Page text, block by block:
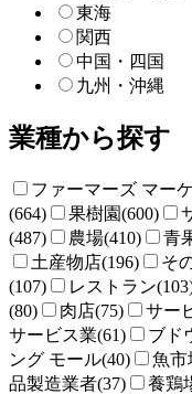
東海
関西
中国・四国
九州・沖縄
業種から探す
ファーマーズ マー
(664)
果樹園(600)
(487)
農場(410) 青
土産物店(196)
そ
(107)
レストラン
(80)
肉店(75) サー
サービス業(61)
ブド
ング モール(40)
魚市
品製造業者(37)
養鶏